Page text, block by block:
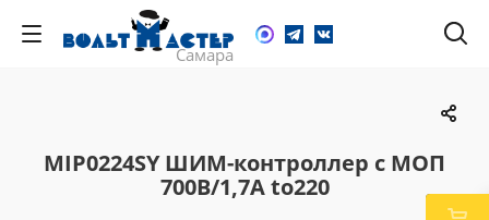
MIP0224SY ШИМ-контроллер с МОП
700В/1,7А to220